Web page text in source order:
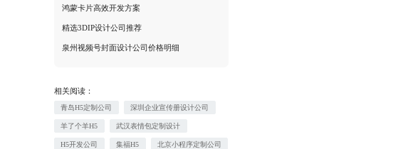
鸿蒙卡片高效开发方案
精选3DIP设计公司推荐
泉州视频号封面设计公司价格明细
相关阅读：
青岛H5定制公司 深圳企业宣传册设计公司
羊了个羊H5 武汉表情包定制设计
H5开发公司 集福H5 北京小程序定制公司